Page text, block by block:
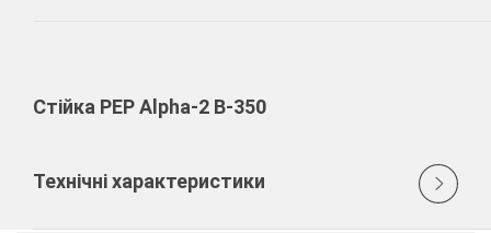
Стійка PEP Alpha-2 B-350
Технічні характеристики